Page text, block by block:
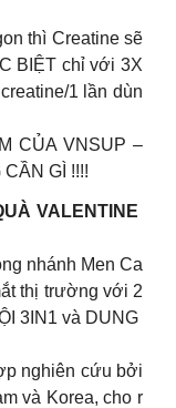
thì Creatine sẽ
BIỆT chỉ với 3X
1 lần dùn
CỦA VNSUP –
GÌ !!!!
VALENTINE
nhánh Men Ca
thị trường với 2
3IN1 và DUNG
nghiên cứu bởi
và Korea, cho r